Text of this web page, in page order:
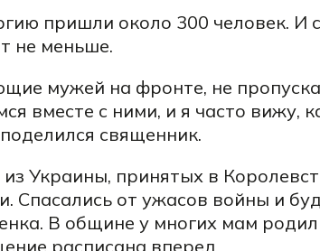
пришли около 300 человек. И
не меньше.
мужей на фронте, не
вместе с ними, и я часто вижу,
священник.
Украины, принятых в
Спасались от ужасов войны и
В общине у многих мам
расписана вперед.